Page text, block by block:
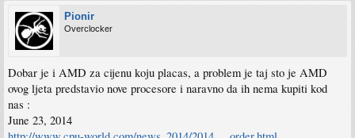
Pionir
Overclocker
Dobar je i AMD za cijenu koju placas, a problem je taj sto je AMD
ovog ljeta predstavio nove procesore i naravno da ih nema kupiti kod
nas :
June 23, 2014